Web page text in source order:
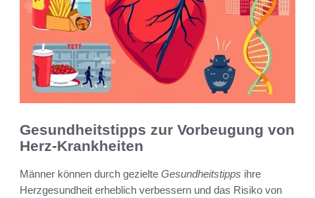
Gesundheitstipps zur Vorbeugung von
Herz-Krankheiten
Männer können durch gezielte Gesundheitstipps ihre
Herzgesundheit erheblich verbessern und das Risiko von